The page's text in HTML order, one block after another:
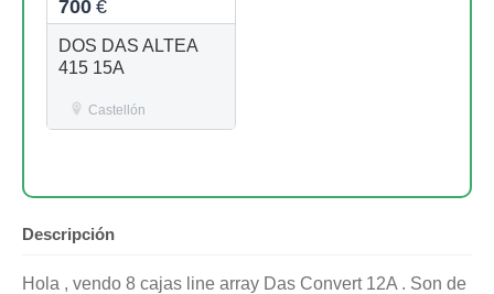
700 €
DOS DAS ALTEA
415 15A
Castellón
Descripción
Hola , vendo 8 cajas line array Das Convert 12A . Son de